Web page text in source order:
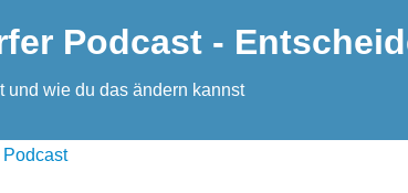
Podcast -
und wie du das ändern kannst